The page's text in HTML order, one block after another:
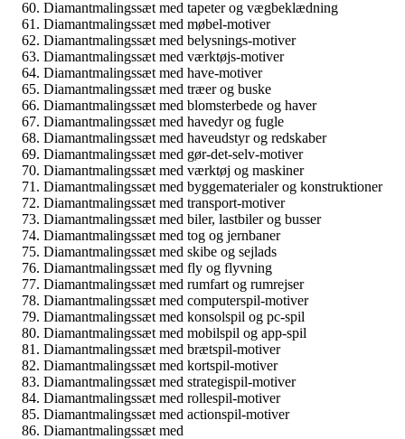
Diamantmalingssæt med tapeter og vægbeklædning
Diamantmalingssæt med møbel-motiver
Diamantmalingssæt med belysnings-motiver
Diamantmalingssæt med værktøjs-motiver
Diamantmalingssæt med have-motiver
Diamantmalingssæt med træer og buske
Diamantmalingssæt med blomsterbede og haver
Diamantmalingssæt med havedyr og fugle
Diamantmalingssæt med haveudstyr og redskaber
Diamantmalingssæt med gør-det-selv-motiver
Diamantmalingssæt med værktøj og maskiner
Diamantmalingssæt med byggematerialer og konstruktioner
Diamantmalingssæt med transport-motiver
Diamantmalingssæt med biler, lastbiler og busser
Diamantmalingssæt med tog og jernbaner
Diamantmalingssæt med skibe og sejlads
Diamantmalingssæt med fly og flyvning
Diamantmalingssæt med rumfart og rumrejser
Diamantmalingssæt med computerspil-motiver
Diamantmalingssæt med konsolspil og pc-spil
Diamantmalingssæt med mobilspil og app-spil
Diamantmalingssæt med brætspil-motiver
Diamantmalingssæt med kortspil-motiver
Diamantmalingssæt med strategispil-motiver
Diamantmalingssæt med rollespil-motiver
Diamantmalingssæt med actionspil-motiver
Diamantmalingssæt med